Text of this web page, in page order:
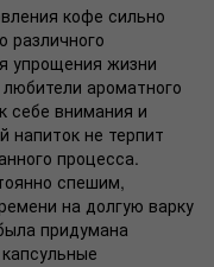
кофе сильно
различного
упрощения жизни
ароматного
себе внимания и
напиток не терпит
процесса.
спешим,
на долгую варку
придумана